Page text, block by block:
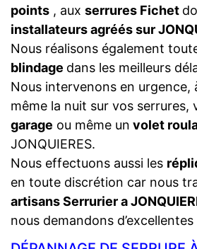
points , aux serrures Fichet
installateurs agréés sur
Nous réalisons également
blindage dans les meilleurs
Nous intervenons en urgence,
même la nuit sur vos serrures,
garage ou même un volet
JONQUIERES.
Nous effectuons aussi les
en toute discrétion car nous
artisans Serrurier a
nous demandons